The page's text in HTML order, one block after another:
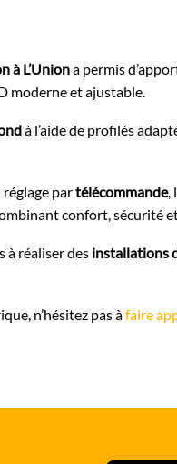
à L’Uniona permis
moderne et ajustable.
à l’aide de profilés
partélécommande,
confort, sécurité
à réaliser des installations
n’hésitez pas àfaire